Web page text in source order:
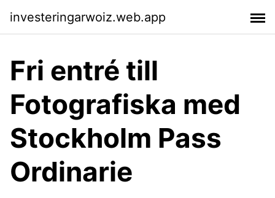
investeringarwoiz.web.app
Fri entré till
Fotografiska med
Stockholm Pass
Ordinarie